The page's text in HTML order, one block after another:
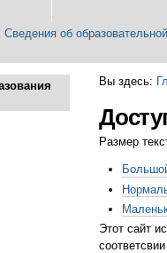
Сведения об
Вы здесь:
Размер
Этот сайт